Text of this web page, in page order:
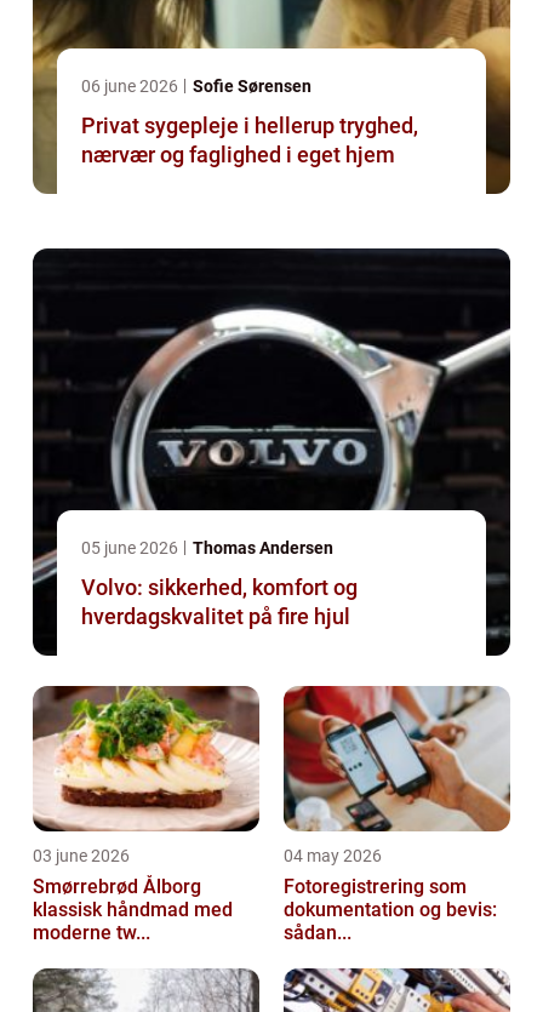
06 june 2026 Sofie Sørensen
Privat sygepleje i hellerup tryghed,
nærvær og faglighed i eget hjem
05 june 2026 Thomas Andersen
Volvo: sikkerhed, komfort og
hverdagskvalitet på fire hjul
03 june 2026
Smørrebrød Ålborg
klassisk håndmad med
moderne tw...
04 may 2026
Fotoregistrering som
dokumentation og bevis:
sådan...